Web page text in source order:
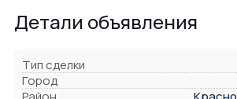
Детали объявления
Тип сделки
Город